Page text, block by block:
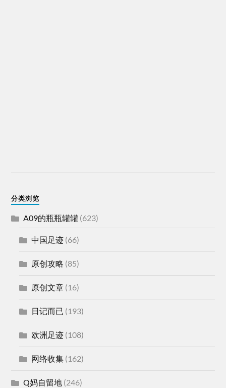
分类浏览
A09的瓶瓶罐罐 (623)
中国足迹 (66)
原创攻略 (85)
原创文章 (16)
日记而已 (193)
欧洲足迹 (108)
网络收集 (162)
Q妈自留地 (246)